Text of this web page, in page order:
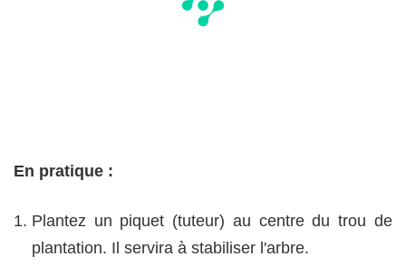
En pratique :
Plantez un piquet (tuteur) au centre du trou de
plantation. Il servira à stabiliser l'arbre.